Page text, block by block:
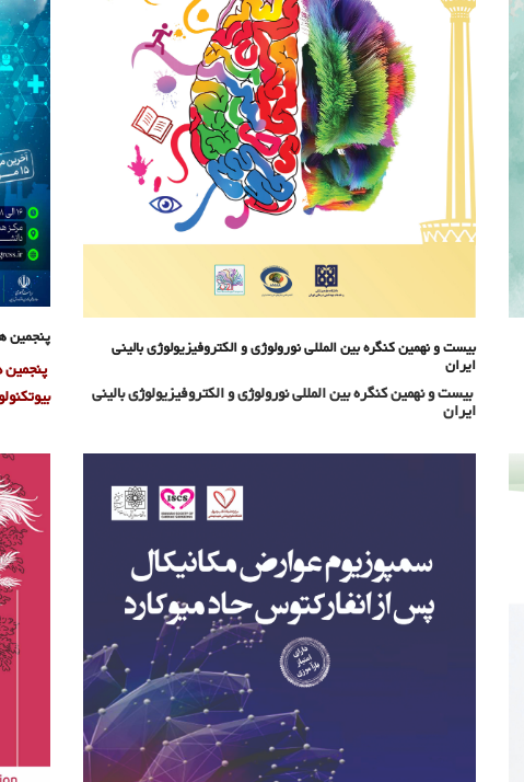
بیست و نهمین کنگره بین المللی نورولوژی و الکتروفیزیولوژی بالینی
ایران
بیست و نهمین کنگره بین المللی نورولوژی و الکتروفیزیولوژی بالینی
ایران
پنجمین